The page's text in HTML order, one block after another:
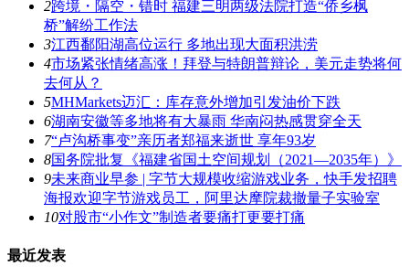
2跨境・隔空・错时 福建三明两级法院打造“侨乡枫
桥”解纷工作法
3江西鄱阳湖高位运行 多地出现大面积洪涝
4市场紧张情绪高涨！拜登与特朗普辩论，美元走势将何
去何从？
5MHMarkets迈汇：库存意外增加引发油价下跌
6湖南安徽等多地将有大暴雨 华南闷热感贯穿全天
7“卢沟桥事变”亲历者郑福来逝世 享年93岁
8国务院批复《福建省国土空间规划（2021―2035年）》
9未来商业早参 | 字节大规模收缩游戏业务，快手发招聘
海报欢迎字节游戏员工，阿里达摩院裁撤量子实验室
10对股市“小作文”制造者要痛打更要打痛
最近发表